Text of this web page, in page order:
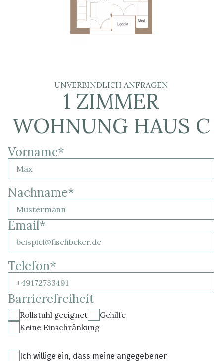
UNVERBINDLICH ANFRAGEN
1 ZIMMER
WOHNUNG HAUS C
Vorname*
Nachname*
Email*
Telefon*
Barrierefreiheit
Rollstuhl geeignet
Gehilfe
Keine Einschränkung
Ich willige ein, dass meine angegebenen